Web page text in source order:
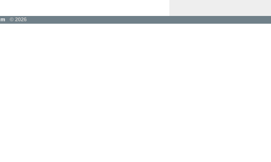
© 2026